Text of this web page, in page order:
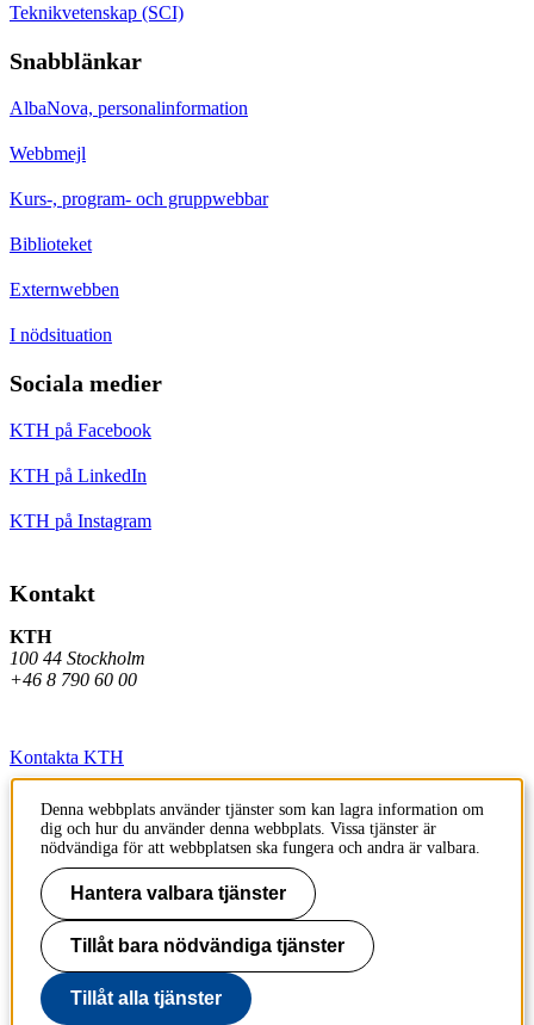
Teknikvetenskap (SCI)
Snabblänkar
AlbaNova, personalinformation
Webbmejl
Kurs-, program- och gruppwebbar
Biblioteket
Externwebben
I nödsituation
Sociala medier
KTH på Facebook
KTH på LinkedIn
KTH på Instagram
Kontakt
KTH
100 44 Stockholm
+46 8 790 60 00
Kontakta KTH
Jobba på KTH
Press och media
Faktura och betalning KTH
Om KTH:s webbplatser
Tillgänglighetsredogörelse
Denna webbplats använder tjänster som kan lagra information om
dig och hur du använder denna webbplats. Vissa tjänster är
nödvändiga för att webbplatsen ska fungera och andra är valbara.
Hantera valbara tjänster
Tillåt bara nödvändiga tjänster
Tillåt alla tjänster